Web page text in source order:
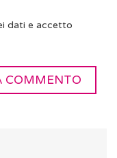
dati e accetto